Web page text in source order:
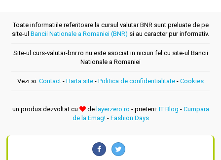
Toate informatiile referitoare la cursul valutar BNR sunt preluate de pe
site-ul Bancii Nationale a Romaniei (BNR) si au caracter pur informativ.
Site-ul curs-valutar-bnr.ro nu este asociat in niciun fel cu site-ul Bancii
Nationale a Romaniei
Vezi si: Contact - Harta site - Politica de confidentialitate - Cookies
un produs dezvoltat cu de layerzero.ro - prieteni: IT Blog - Cumpara
de la Emag!- Fashion Days